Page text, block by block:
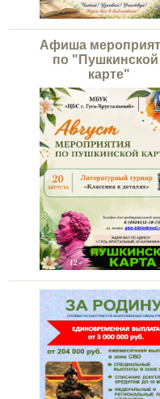
Афиша
по "Пушкинской
карте"